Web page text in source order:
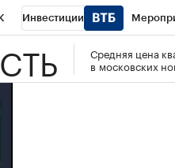
Инвестиции
Школа управления РБК
Средняя цена
в московских